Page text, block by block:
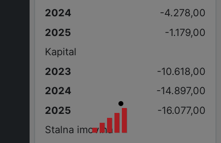
-4.278,00
-1.179,00
Kapital
-10.618,00
-14.897,00
-16.077,00
Stalna imovina